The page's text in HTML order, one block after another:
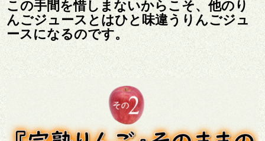
この手間を惜しまないからこそ、他のり
んごジュースとはひと味違うりんごジュ
ースになるのです。